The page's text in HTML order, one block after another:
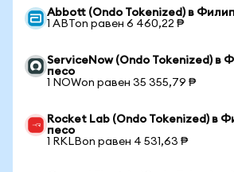
Abbott (Ondo Tokenized) в
1 ABTon равен 6 460,22 ₱
ServiceNow (Ondo Tokenized) в
песо
1 NOWon равен 35 355,79 ₱
Rocket Lab (Ondo Tokenized) в
песо
1 RKLBon равен 4 531,63 ₱